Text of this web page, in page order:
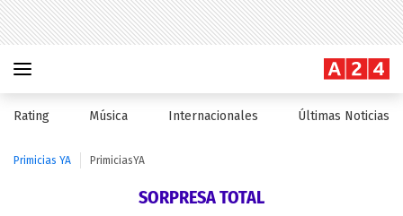
Rating Música Internacionales Últimas Noticias
Primicias YA PrimiciasYA
SORPRESA TOTAL